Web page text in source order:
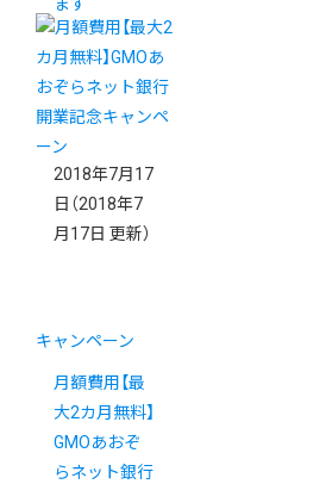
ます
2018年7月17
日 （2018年7
月17日 更新）
キャンペーン
月額費用【最
大2カ月無料】
GMOあおぞ
らネット銀行